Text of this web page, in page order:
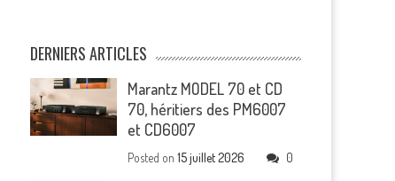
DERNIERS ARTICLES
Marantz MODEL 70 et CD
70, héritiers des PM6007
et CD6007
Posted on15 juillet 2026 0